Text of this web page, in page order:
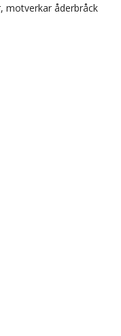
motverkar åderbråck